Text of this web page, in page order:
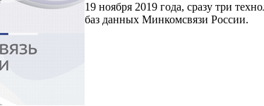
19 ноября 2019 года, сразу три
баз данных Минкомсвязи России.